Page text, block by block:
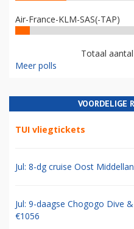
Air-France-KLM-SAS(-TAP)
Totaal
Meer polls
VOORDELIGE
TUI vliegtickets
Jul: 8-dg cruise Oost
Jul: 9-daagse Chogogo Dive
€1056